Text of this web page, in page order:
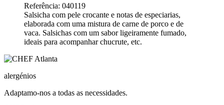
Referência: 040119
Salsicha com pele crocante e notas de especiarias,
elaborada com uma mistura de carne de porco e de
vaca. Salsichas com um sabor ligeiramente fumado,
ideais para acompanhar chucrute, etc.
alergénios
Adaptamo-nos a todas as necessidades.